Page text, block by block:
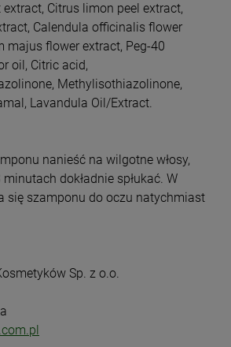
Citrus limon peel extract,
Calendula officinalis flower
majus flower extract, Peg-40
oil, Citric acid,
Methylisothiazolinone,
Lavandula Oil/Extract.
nanieść na wilgotne włosy,
dokładnie spłukać. W
się szamponu do oczu natychmiast
Sp. z o.o.